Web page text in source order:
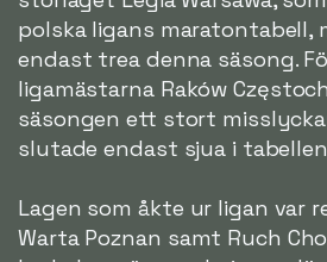
polska ligans maratontabell,
endast trea denna säsong.
ligamästarna Raków
säsongen ett stort
slutade endast sjua i
Lagen som åkte ur ligan var
Warta Poznan samt Ruch